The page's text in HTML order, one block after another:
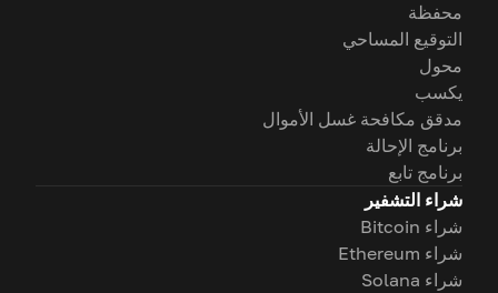
محفظة
التوقيع المساحي
محول
يكسب
مدقق مكافحة غسل الأموال
برنامج الإحالة
برنامج تابع
شراء التشفير
شراء Bitcoin
شراء Ethereum
شراء Solana